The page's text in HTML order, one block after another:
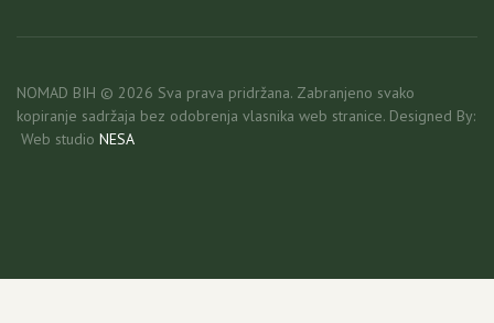
NOMAD BIH © 2026 Sva prava pridržana. Zabranjeno svako
kopiranje sadržaja bez odobrenja vlasnika web stranice. Designed By:
Web studio NESA